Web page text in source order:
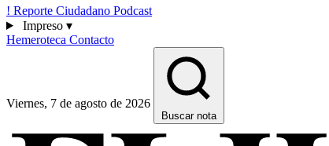
! Reporte Ciudadano Podcast
Impreso ▾
Hemeroteca Contacto
Viernes, 7 de agosto de 2026
Buscar nota